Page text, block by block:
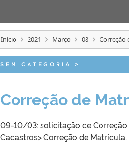
Início 2021 Março 08 Correção
SEM CATEGORIA >
Correção de
09-10/03: solicitação de
Cadastros> Correção de Matrícula.